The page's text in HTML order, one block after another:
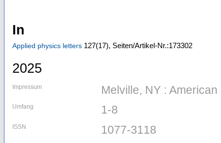
In
Applied physics letters 127(17), Seiten/Artikel-Nr.:173302
2025
Impressum Melville, NY :
Umfang 1-8
ISSN 1077-3118